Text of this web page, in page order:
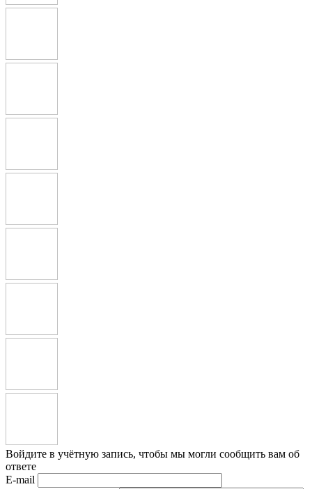
Войдите в учётную запись, чтобы мы могли сообщить вам об
ответе
E-mail